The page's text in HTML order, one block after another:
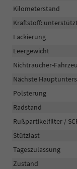
Kilometerstand
Kraftstoff:
Lackierung
Leergewicht
Nichtraucher-
Nächste
Polsterung
Radstand
Rußpartikelfilter /
Stützlast
Tageszulassung
Zustand